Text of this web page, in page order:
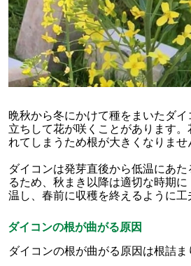
晩秋から冬にかけて種をまいたダイ
立ちして花が咲くことがあります
れてしまうため根が大きくなりませ
ダイコンは発芽直後から低温にあ
るため、秋まき以降は適切な時期
温し、春前に収穫を終えるように工
ダイコンの根が曲がる原因
ダイコンの根が曲がる原因は根詰ま